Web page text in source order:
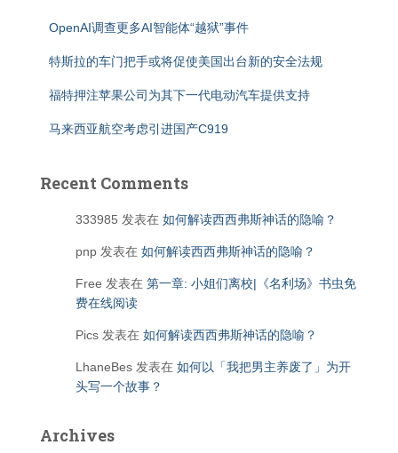
OpenAI调查更多AI智能体“越狱”事件
特斯拉的车门把手或将促使美国出台新的安全法规
福特押注苹果公司为其下一代电动汽车提供支持
马来西亚航空考虑引进国产C919
Recent Comments
333985 发表在 如何解读西西弗斯神话的隐喻？
pnp 发表在 如何解读西西弗斯神话的隐喻？
Free 发表在 第一章: 小姐们离校|《名利场》书虫免
费在线阅读
Pics 发表在 如何解读西西弗斯神话的隐喻？
LhaneBes 发表在 如何以「我把男主养废了」为开
头写一个故事？
Archives